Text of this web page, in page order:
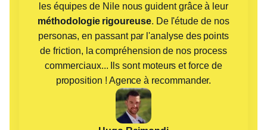
les équipes de Nile nous guident grâce à leur
méthodologie rigoureuse. De l'étude de nos
personas, en passant par l'analyse des points
de friction, la compréhension de nos process
commerciaux... Ils sont moteurs et force de
proposition ! Agence à recommander.